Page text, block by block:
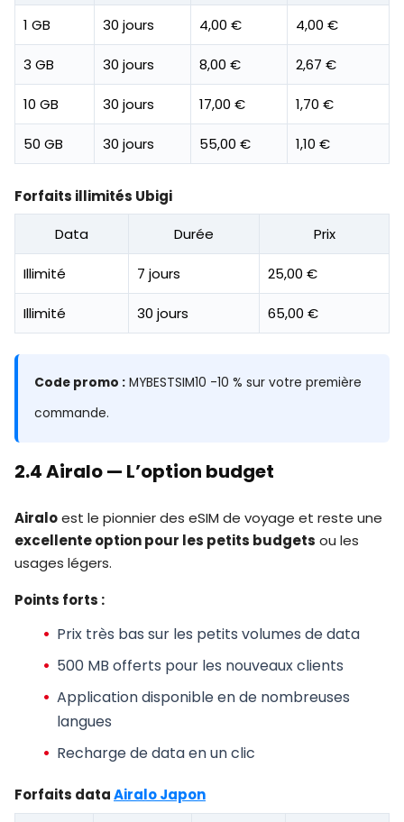
1 GB 30 jours 4,00 € 4,00 €
3 GB 30 jours 8,00 € 2,67 €
10 GB 30 jours 17,00 € 1,70 €
50 GB 30 jours 55,00 € 1,10 €
Forfaits illimités Ubigi
Data Durée Prix
Illimité 7 jours 25,00 €
Illimité 30 jours 65,00 €
Code promo : MYBESTSIM10 -10 % sur votre première
commande.
2.4 Airalo — L’option budget
Airaloest le pionnier des eSIM de voyage et reste une
excellente option pour les petits budgets ou les
usages légers.
Points forts :
Prix très bas sur les petits volumes de data
500 MB offerts pour les nouveaux clients
Application disponible en de nombreuses
langues
Recharge de data en un clic
Forfaits dataAiralo Japon